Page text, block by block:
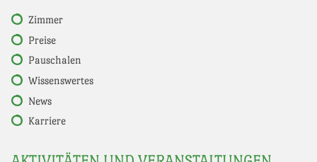
Zimmer
Preise
Pauschalen
Wissenswertes
News
Karriere